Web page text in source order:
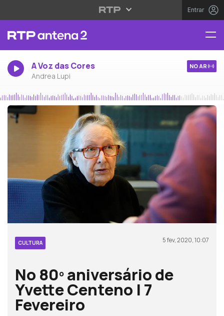
Entrar
A Voz das Cores
Andrea Lupi
NO AR
CULTURA 5 fev, 2020, 10:07
No 80º aniversário de
Yvette Centeno | 7
Fevereiro